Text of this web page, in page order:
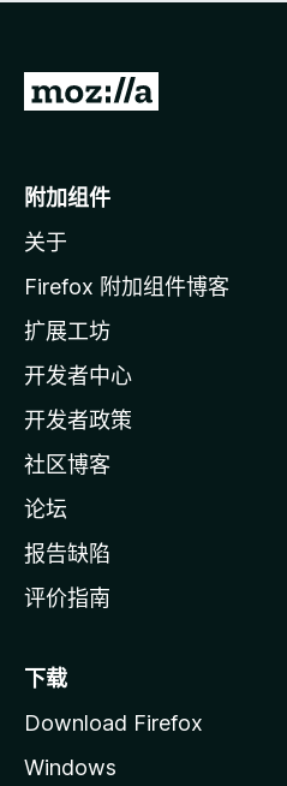
无
转
o
i
l
a
主
页
附加组件
关于
Firefox 附加组件博客
扩展工坊
开发者中心
开发者政策
社区博客
论坛
报告缺陷
评价指南
下载
Download Firefox
Windows